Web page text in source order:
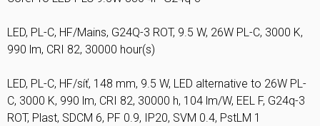
LED, PL-C, HF/Mains, G24Q-3 ROT, 9.5 W, 26W PL-C, 3000 K,
990 lm, CRI 82, 30000 hour(s)
LED, PL-C, HF/síť, 148 mm, 9.5 W, LED alternative to 26W PL-
C, 3000 K, 990 lm, CRI 82, 30000 h, 104 lm/W, EEL F, G24q-3
ROT, Plast, SDCM 6, PF 0.9, IP20, SVM 0.4, PstLM 1